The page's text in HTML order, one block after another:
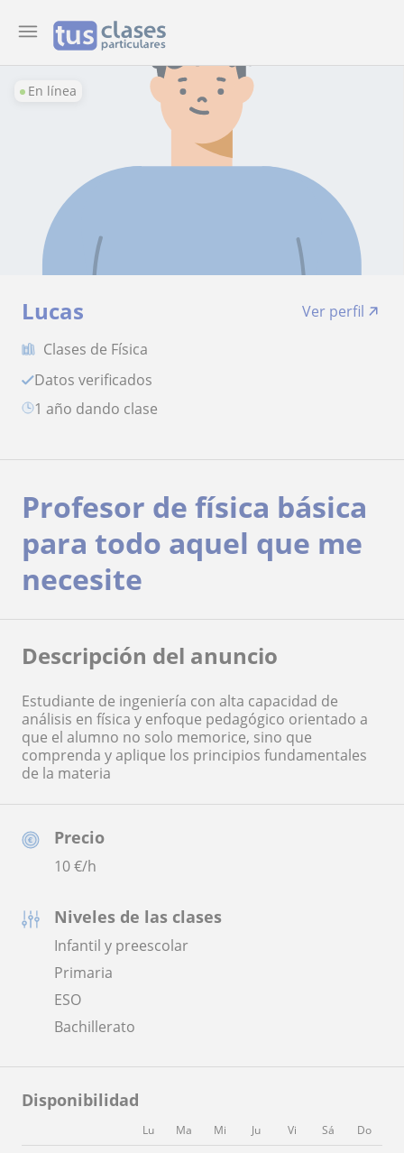
En línea
Lucas
Ver perfil
Clases de Física
Datos verificados
1 año dando clase
Precio
10€/h
Niveles de las clases
Infantil y preescolar
Primaria
ESO
Bachillerato
Disponibilidad
Lu Ma Mi Ju Vi Sá Do
Profesor de física básica
para todo aquel que me
necesite
Descripción del anuncio
Estudiante de ingeniería con alta capacidad de
análisis en física y enfoque pedagógico orientado a
que el alumno no solo memorice, sino que
comprenda y aplique los principios fundamentales
de la materia